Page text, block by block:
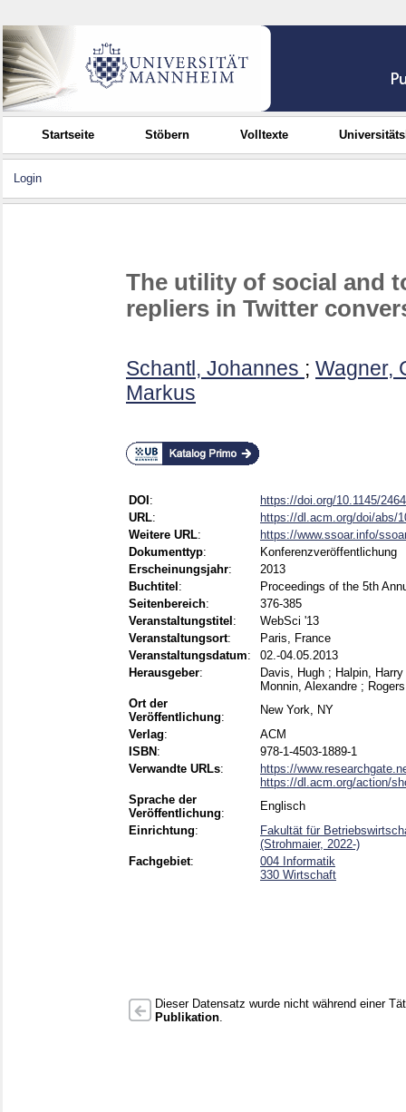
Startseite Stöbern Volltexte
Login
The utility of social and
repliers in Twitter
Schantl, Johannes ; Wagner,
Markus
DOI :
https://doi.org/10.1145/
URL:
https://dl.acm.org/doi/abs/
Weitere URL:
https://www.ssoar.info/
Dokumenttyp:
Konferenzveröffentlichung
Erscheinungsjahr:
2013
Buchtitel :
Proceedings of the 5th
Seitenbereich:
376-385
Veranstaltungstitel :
WebSci '13
Veranstaltungsort:
Paris, France
Veranstaltungsdatum:
02.-04.05.2013
Herausgeber: Davis, Hugh ; Halpin, Harry
Monnin, Alexandre ;
Ort der
Veröffentlichung:
New York, NY
Verlag:
ACM
ISBN :
978-1-4503-1889-1
Verwandte URLs:
https://
https://dl.acm.org/action/
Sprache der
Veröffentlichung:
Englisch
Einrichtung:
Fakultät für
(Strohmaier, 2022-)
Fachgebiet:
004 Informatik
330 Wirtschaft
Dieser Datensatz wurde nicht während einer
Publikation